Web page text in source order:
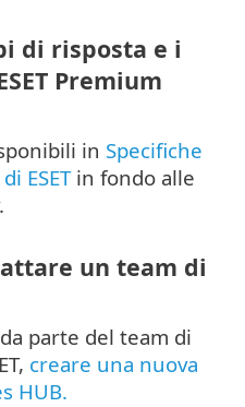
di risposta e i
Premium
in Specifiche
ESETin fondo alle
un team di
parte del team di
creare una nuova
HUB.